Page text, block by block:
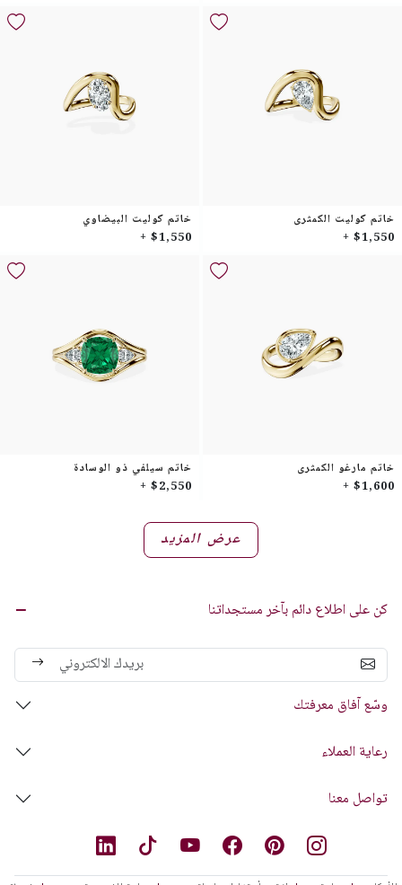
خاتم كوليت الكمثرى
$1,550 +
خاتم كوليت البيضاوي
$1,550 +
خاتم مارغو الكمثرى
$1,600 +
خاتم سيلفي ذو الوسادة
$2,550 +
عرض المزيد
كن على اطلاع دائم بآخر مستجداتنا
وسّع آفاق معرفتك
رعاية العملاء
تواصل معنا